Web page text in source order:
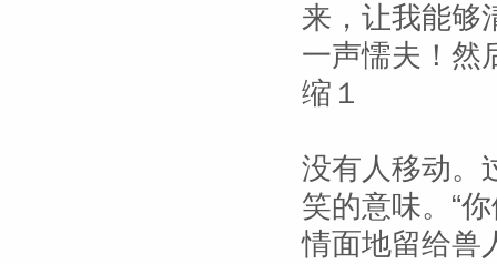
来，让我能够
一声懦夫！然
缩１
没有人移动。
笑的意味。“
情面地留给兽